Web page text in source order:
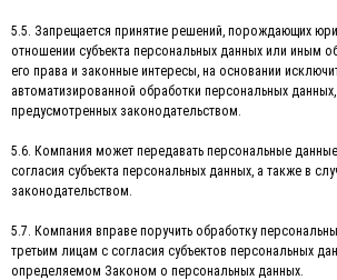
5.5. Запрещается принятие решений, порождающих
отношении субъекта персональных данных или иным
его права и законные интересы, на основании
автоматизированной обработки персональных
предусмотренных законодательством.
5.6. Компания может передавать персональные
согласия субъекта персональных данных, а также в
законодательством.
5.7. Компания вправе поручить обработку
третьим лицам с согласия субъектов персональных
определяемом Законом о персональных данных.